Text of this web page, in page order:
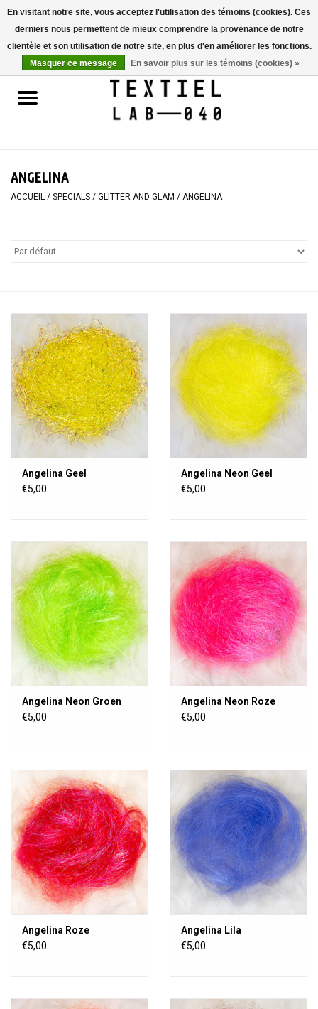
Accueil
LIVRES
OUTILS
Blog
ANGELINA
ACCUEIL / SPECIALS / GLITTER AND GLAM / ANGELINA
Angelina Geel
€5,00
Angelina Neon Geel
€5,00
Angelina Neon Groen
€5,00
Angelina Neon Roze
€5,00
Angelina Roze
€5,00
Angelina Lila
€5,00
En visitant notre site, vous acceptez l'utilisation des témoins (cookies). Ces
derniers nous permettent de mieux comprendre la provenance de notre
clientèle et son utilisation de notre site, en plus d'en améliorer les fonctions.
Masquer ce message
En savoir plus sur les témoins (cookies) »